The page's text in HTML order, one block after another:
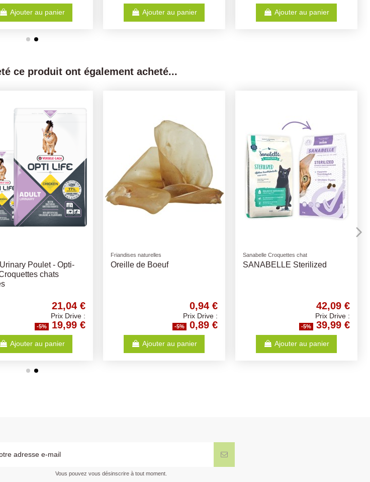
Ajouter au panier Ajouter au panier Ajouter au panier
ce produit ont également acheté...
naturelles
de Porc XXL Soufflée -
chien
1,78 €
Prix Drive :
-5% 1,69 €
Ajouter au panier
Compléments Alimentaires
Graisse de Mouton - 430ml
12,62 €
Prix Drive :
-5% 11,99 €
Ajouter au panier
Friandises naturelles
Happy Life Friandises
3,56 €
Prix Drive :
-5% 3,38 €
Ajouter au panier
Vous pouvez vous désinscrire à tout moment.